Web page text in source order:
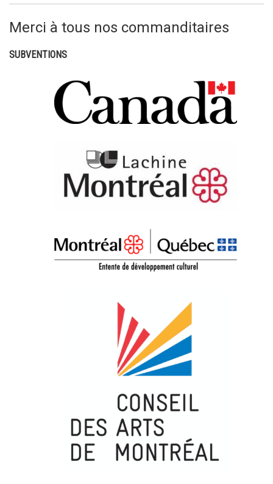
Merci à tous nos commanditaires
SUBVENTIONS